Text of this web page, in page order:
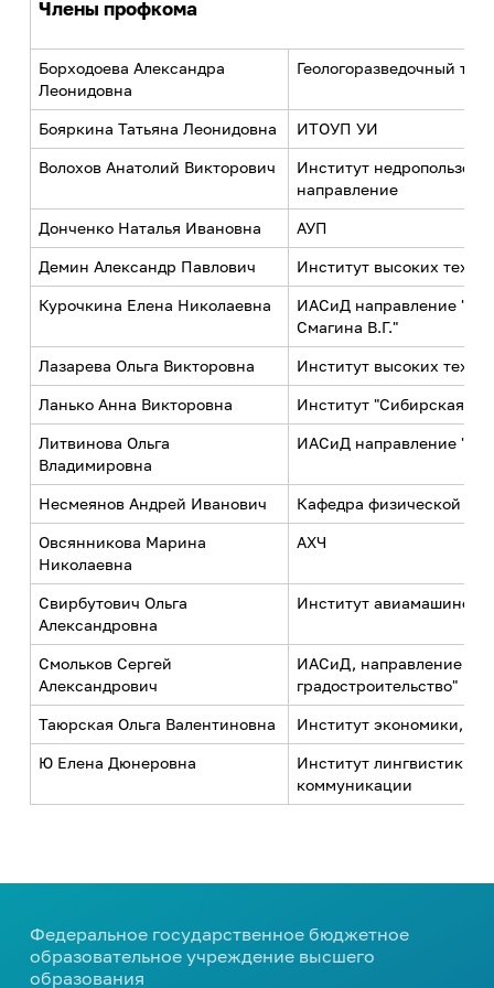
деятельность
ИРНИТУ - ОК "Российский
алюминий"
ИРНИТУ - ПАО "Корпорация
"Иркут"
Трудоустройство студентов
Программа целевого обучения в
интересах ИРНИТУ
Культура и творчество
Мероприятия
Проекты
Творческие коллективы
Профилактика и оздоровление
Патриотика
Библиотека
ИРНИТУ в соцсетях
Иностранному студенту
Медицинский кабинет
Общежития
Личный кабинет студента
Личный кабинет родителя
Нормативные документы
Инклюзивное образование
ветеранах труда Иркутской
области
ИЗВО
Центр образовательных программ
магистратуры и аспирантуры
Личный кабинет преподавателя
Медицинский осмотр
Медицинский кабинет
Служба охраны труда
Закон Иркутской области о ветеранах
труда Иркутской области
Члены профкома
Борходоева Александра
Леонидовна
Геологоразведочный
Бояркина Татьяна Леонидовна ИТОУП УИ
Волохов Анатолий Викторович
Институт
направление
Донченко Наталья Ивановна АУП
Демин Александр Павлович Институт высоких
Курочкина Елена Николаевна
ИАСиД направление
Смагина В.Г."
Лазарева Ольга Викторовна Институт высоких
Ланько Анна Викторовна Институт "Сибирская
Литвинова Ольга
Владимировна
ИАСиД направление
Несмеянов Андрей Иванович Кафедра физической
Овсянникова Марина
Николаевна
АХЧ
Свирбутович Ольга
Александровна
Институт
Смольков Сергей
Александрович
ИАСиД, направление
градостроительство"
Таюрская Ольга Валентиновна Институт экономики,
Ю Елена Дюнеровна
Институт лингвистики
коммуникации
Федеральное государственное бюджетное
образовательное учреждение высшего
образования